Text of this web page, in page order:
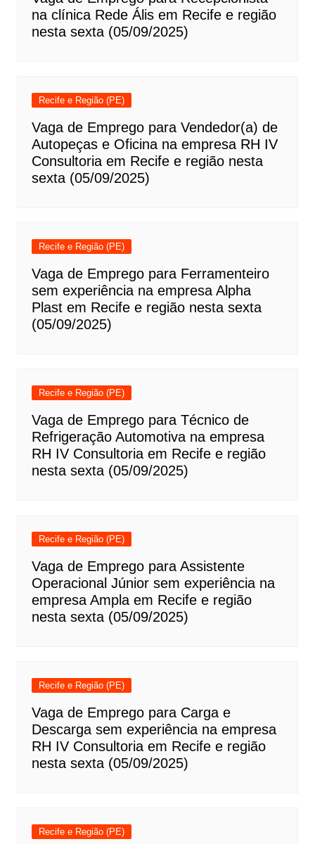
na clínica Rede Ális em Recife e região
nesta sexta (05/09/2025)
Recife e Região (PE)
Vaga de Emprego para Vendedor(a) de
Autopeças e Oficina na empresa RH IV
Consultoria em Recife e região nesta
sexta (05/09/2025)
Recife e Região (PE)
Vaga de Emprego para Ferramenteiro
sem experiência na empresa Alpha
Plast em Recife e região nesta sexta
(05/09/2025)
Recife e Região (PE)
Vaga de Emprego para Técnico de
Refrigeração Automotiva na empresa
RH IV Consultoria em Recife e região
nesta sexta (05/09/2025)
Recife e Região (PE)
Vaga de Emprego para Assistente
Operacional Júnior sem experiência na
empresa Ampla em Recife e região
nesta sexta (05/09/2025)
Recife e Região (PE)
Vaga de Emprego para Carga e
Descarga sem experiência na empresa
RH IV Consultoria em Recife e região
nesta sexta (05/09/2025)
Recife e Região (PE)